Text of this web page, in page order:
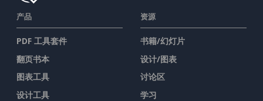
产品
PDF 工具套件
翻页书本
图表工具
设计工具
资源
书籍/幻灯片
设计/图表
讨论区
学习